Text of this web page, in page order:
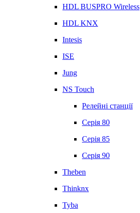
HDL BUSPRO Wireless
HDL KNX
Intesis
ISE
Jung
NS Touch
Релейні станції
Серія 80
Серія 85
Серія 90
Theben
Thinknx
Tyba